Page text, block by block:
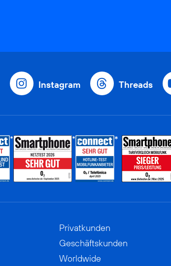
Instagram Threads
Privatkunden
Geschäftskunden
Worldwide